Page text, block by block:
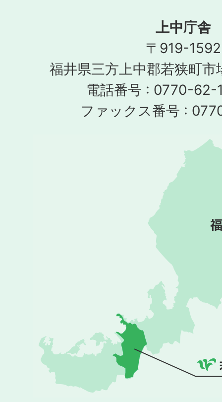
上中庁舎
〒919-1592
福井県三方上中郡若狭町
電話番号 : 0770-62-
ファックス番号 :